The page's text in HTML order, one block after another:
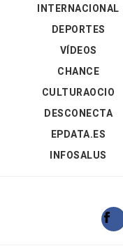
INTERNACIONAL
DEPORTES
VÍDEOS
CHANCE
CULTURAOCIO
DESCONECTA
EPDATA.ES
INFOSALUS